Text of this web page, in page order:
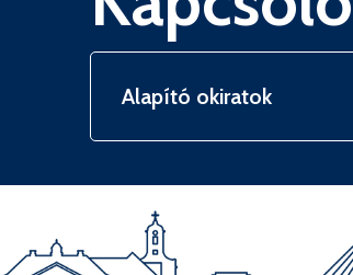
Alapító okiratok